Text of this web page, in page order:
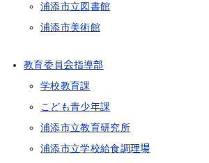
浦添市立図書館
浦添市美術館
教育委員会指導部
学校教育課
こども青少年課
浦添市立教育研究所
浦添市立学校給食調理場